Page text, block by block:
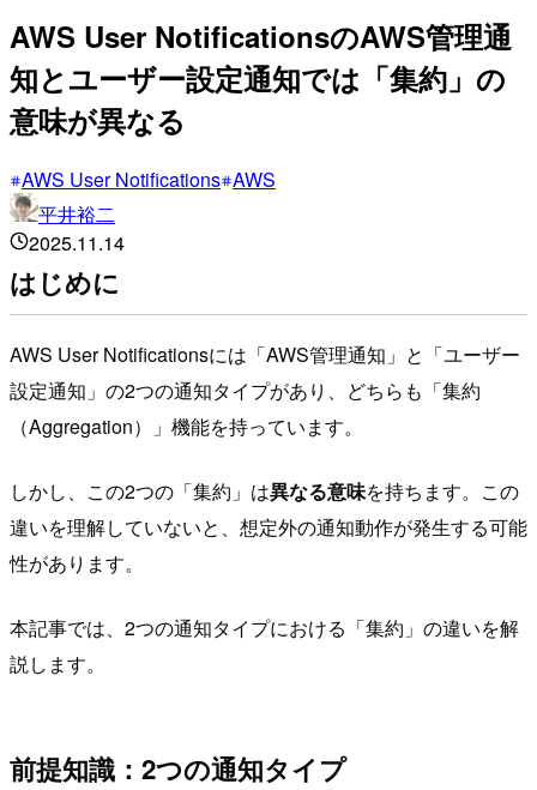
AWS User NotificationsのAWS管理通
知とユーザー設定通知では「集約」の
意味が異なる
AWS User Notifications AWS
平井裕二
2025.11.14
はじめに
AWS User Notificationsには「AWS管理通知」と「ユーザー
設定通知」の2つの通知タイプがあり、どちらも「集約
（Aggregation）」機能を持っています。
しかし、この2つの「集約」は異なる意味を持ちます。この
違いを理解していないと、想定外の通知動作が発生する可能
性があります。
本記事では、2つの通知タイプにおける「集約」の違いを解
説します。
前提知識：2つの通知タイプ